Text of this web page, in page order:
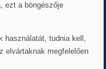
ezt a böngészője
használatát, tudnia kell,
elvártaknak megfelelően